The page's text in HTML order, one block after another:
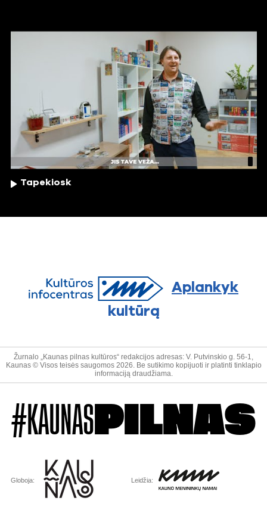
Tapekiosk
Aplankyk
kultūrą
Žurnalo „Kaunas pilnas kultūros“ redakcijos adresas: V. Putvinskio g. 56-1,
Kaunas © Visos teisės saugomos 2026. Be sutikimo kopijuoti ir platinti tinklapio
informaciją draudžiama.
#KAUNAS PILNAS
Globoja: Leidžia: